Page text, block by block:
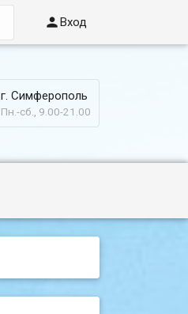
Вход
г. Симферополь
Пн.-сб., 9.00-21.00